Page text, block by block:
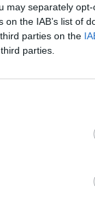
may separately
the IAB’s list of
parties on the
parties.